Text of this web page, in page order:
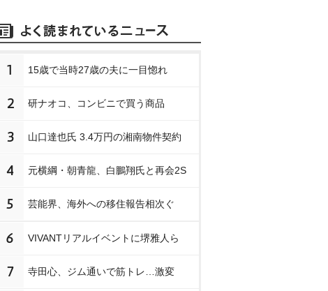
1 15歳で当時27歳の夫に一目惚れ
2 研ナオコ、コンビニで買う商品
3 山口達也氏 3.4万円の湘南物件契約
4 元横綱・朝青龍、白鵬翔氏と再会2S
5 芸能界、海外への移住報告相次ぐ
6 VIVANTリアルイベントに堺雅人ら
7 寺田心、ジム通いで筋トレ…激変